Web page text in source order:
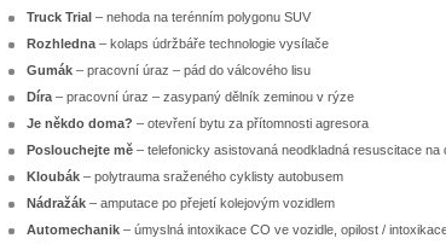
Truck Trial – nehoda na terénním polygonu SUV
Rozhledna– kolaps údržbáře technologie vysílače
Gumák– pracovní úraz – pád do válcového lisu
Díra– pracovní úraz – zasypaný dělník zeminou v rýze
Je někdo doma? – otevření bytu za přítomnosti agresora
Poslouchejte mě– telefonicky asistovaná neodkladná resuscitace na
Kloubák– polytrauma sraženého cyklisty autobusem
Nádražák– amputace po přejetí kolejovým vozidlem
Automechanik– úmyslná intoxikace CO ve vozidle, opilost /